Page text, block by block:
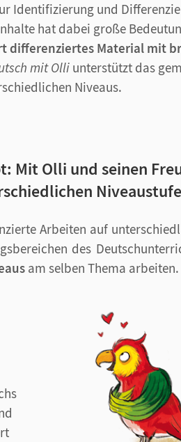
Identifizierung und
hat dabei große
differenziertes Material mit
mit Olli unterstützt das
Niveaus.
Mit Olli und seinen
Arbeiten auf
des
am selben Thema arbeiten.